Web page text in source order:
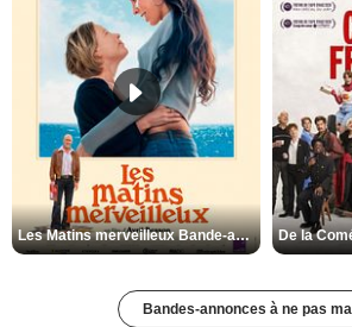
Les Matins merveilleux Bande-annonce VF
Bandes-annonces à ne pas